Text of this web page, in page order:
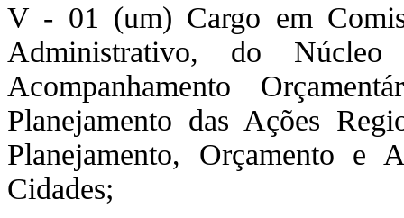
V - 01 (um) Cargo em
Administrativo, do
Acompanhamento
Planejamento das Ações
Planejamento, Orçamento e
Cidades;